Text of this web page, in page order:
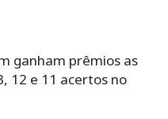
ganham prêmios as
12 e 11 acertos no